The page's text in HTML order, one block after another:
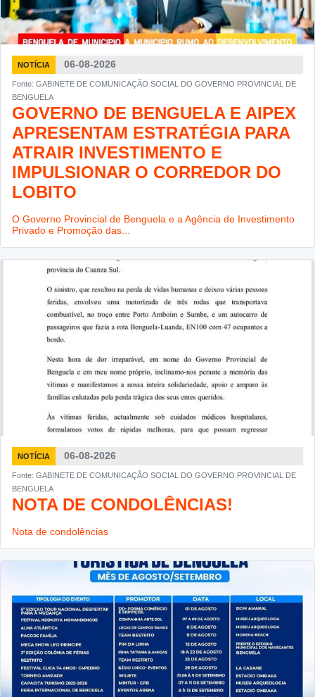
NOTÍCIA 06-08-2026
Fonte: GABINETE DE COMUNICAÇÃO SOCIAL DO GOVERNO PROVINCIAL DE
BENGUELA
GOVERNO DE BENGUELA E AIPEX
APRESENTAM ESTRATÉGIA PARA
ATRAIR INVESTIMENTO E
IMPULSIONAR O CORREDOR DO
LOBITO
O Governo Provincial de Benguela e a Agência de Investimento
Privado e Promoção das...
NOTÍCIA 06-08-2026
Fonte: GABINETE DE COMUNICAÇÃO SOCIAL DO GOVERNO PROVINCIAL DE
BENGUELA
NOTA DE CONDOLÊNCIAS!
Nota de condolências